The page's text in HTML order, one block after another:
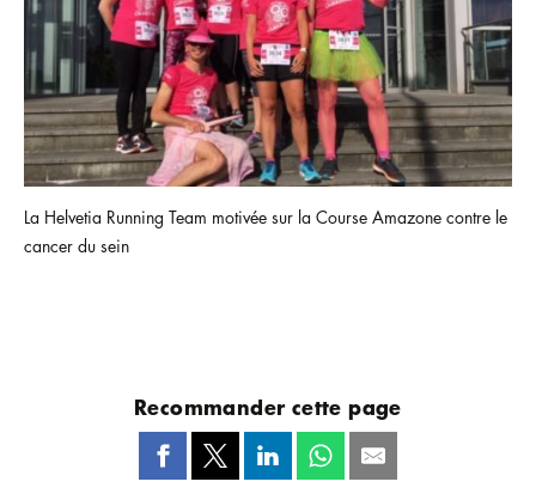
La Helvetia Running Team motivée sur la Course Amazone contre le
cancer du sein
Recommander cette page